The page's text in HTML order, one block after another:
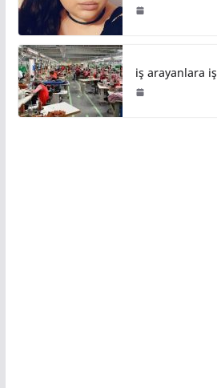
iş arayanlara iş